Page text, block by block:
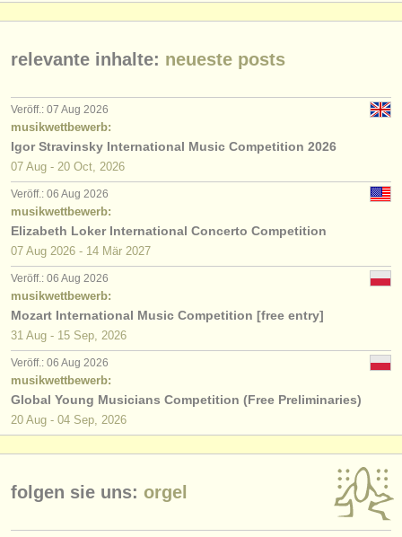
relevante inhalte: neueste posts
Veröff.: 07 Aug 2026
musikwettbewerb:
Igor Stravinsky International Music Competition 2026
07 Aug - 20 Oct, 2026
Veröff.: 06 Aug 2026
musikwettbewerb:
Elizabeth Loker International Concerto Competition
07 Aug 2026 - 14 Mär 2027
Veröff.: 06 Aug 2026
musikwettbewerb:
Mozart International Music Competition [free entry]
31 Aug - 15 Sep, 2026
Veröff.: 06 Aug 2026
musikwettbewerb:
Global Young Musicians Competition (Free Preliminaries)
20 Aug - 04 Sep, 2026
folgen sie uns: orgel